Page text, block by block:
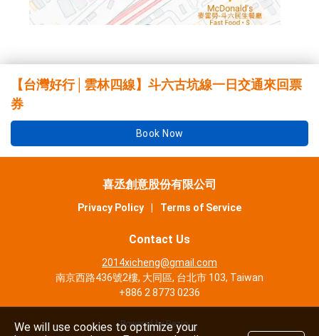
【台灣好行│雲林四線】斗六古坑線一日交通來回票
券
Book Now
喜丞創意股份有限公司
Privacy Policy Terms of Service
Contact Us
2014xicheng@gmail.com
南京西路436號2樓, 大同區, 台北市 103, Taiwan
+886 2 8773 0236
Powered by Rezio
We will use cookies to optimize your